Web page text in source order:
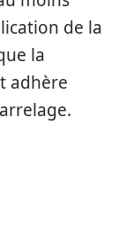
de la
la
adhère